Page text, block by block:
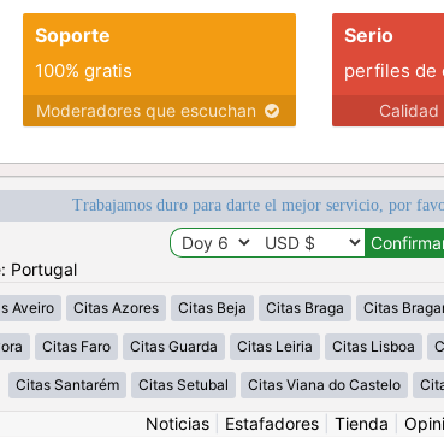
Soporte
100% gratis
Moderadores que escuchan
Serio
perfiles de
Trabajamos duro para darte el mejor servicio, por
Portugal
Aveiro Citas Azores Citas Beja Citas Braga Citas
Citas Faro Citas Guarda Citas Leiria Citas Lisboa
Citas Santarém Citas Setubal Citas Viana do Castelo
Noticias Estafadores Tienda